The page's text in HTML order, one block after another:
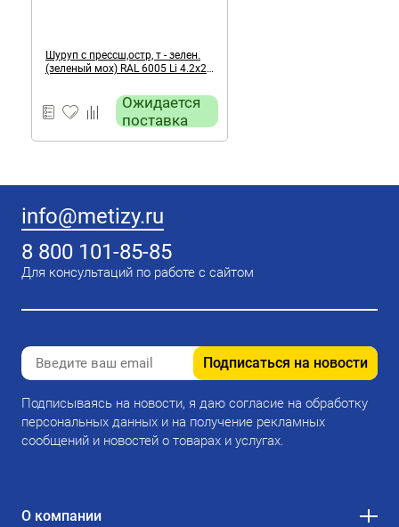
Шуруп с прессш,остр, т - зелен.
(зеленый мох) RAL 6005 Li 4.2х25
Ожидается
поставка
info@metizy.ru
8 800 101-85-85
Для консультаций по работе с сайтом
Подписаться на новости
Подписываясь на новости, я даю согласие на обработку
персональных данных и на получение рекламных
сообщений и новостей о товарах и услугах.
О компании